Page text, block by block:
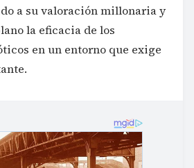
a su valoración millonaria y
la eficacia de los
en un entorno que exige